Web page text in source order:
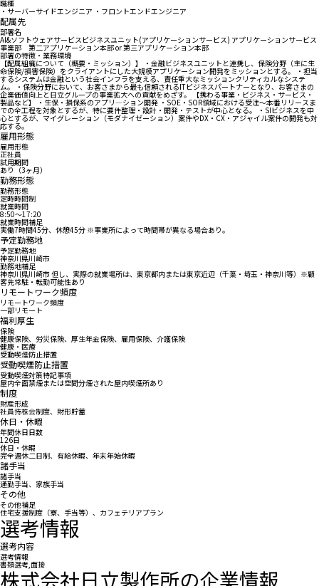
職種
・サーバーサイドエンジニア ・フロントエンドエンジニア
配属先
部署名
AI&ソフトウェアサービスビジネスユニット(アプリケーションサービス) アプリケーションサービス
事業部 第二アプリケーション本部 or 第三アプリケーション本部
部署の特徴・業務環境
【配属組織について（概要・ミッション）】 ・金融ビジネスユニットと連携し、保険分野（主に生
命保険/損害保険）をクライアントにした大規模アプリケーション開発をミッションとする。 ・担当
するシステムは金融という社会インフラを支える、責任重大なミッションクリティカルなシステ
ム。 ・保険分野において、お客さまから最も信頼されるITビジネスパートナーとなり、お客さまの
企業価値向上と日立グループの事業拡大への貢献をめざす。 【携わる事業・ビジネス・サービス・
製品など】 ・生保・損保系のアプリ―ション開発 ・SOE・SOR領域における受注～本番リリースま
での全工程を対象とするが、特に要件整理・設計・開発・テストが中心となる。 ・SIビジネスを中
心とするが、マイグレーション（モダナイゼーション）案件やDX・CX・アジャイル案件の開発も対
応する。
雇用形態
雇用形態
正社員
試用期間
あり（3ヶ月）
勤務形態
勤務形態
定時時間制
就業時間
8:50〜17:20
就業時間補足
実働7時間45分、休憩45分 ※事業所によって時間帯が異なる場合あり。
予定勤務地
予定勤務地
神奈川県川崎市
勤務地補足
神奈川県川崎市 但し、実際の就業場所は、東京都内または東京近辺（千葉・埼玉・神奈川等）※顧
客先常駐・転勤可能性あり
リモートワーク頻度
リモートワーク頻度
一部リモート
福利厚生
保険
健康保険、労災保険、厚生年金保険、雇用保険、介護保険
健康・医療
受動喫煙防止措置
受動喫煙防止措置
受動喫煙対策特記事項
屋内全面禁煙または空間分煙された屋内喫煙所あり
制度
財産形成
社員持株会制度、財形貯蓄
休日・休暇
年間休日日数
126日
休日・休暇
完全週休二日制、有給休暇、年末年始休暇
諸手当
諸手当
通勤手当、家族手当
その他
その他補足
住宅支援制度（寮、手当等）、カフェテリアプラン
選考情報
選考内容
選考情報
書類選考,面接
株式会社日立製作所の企業情報